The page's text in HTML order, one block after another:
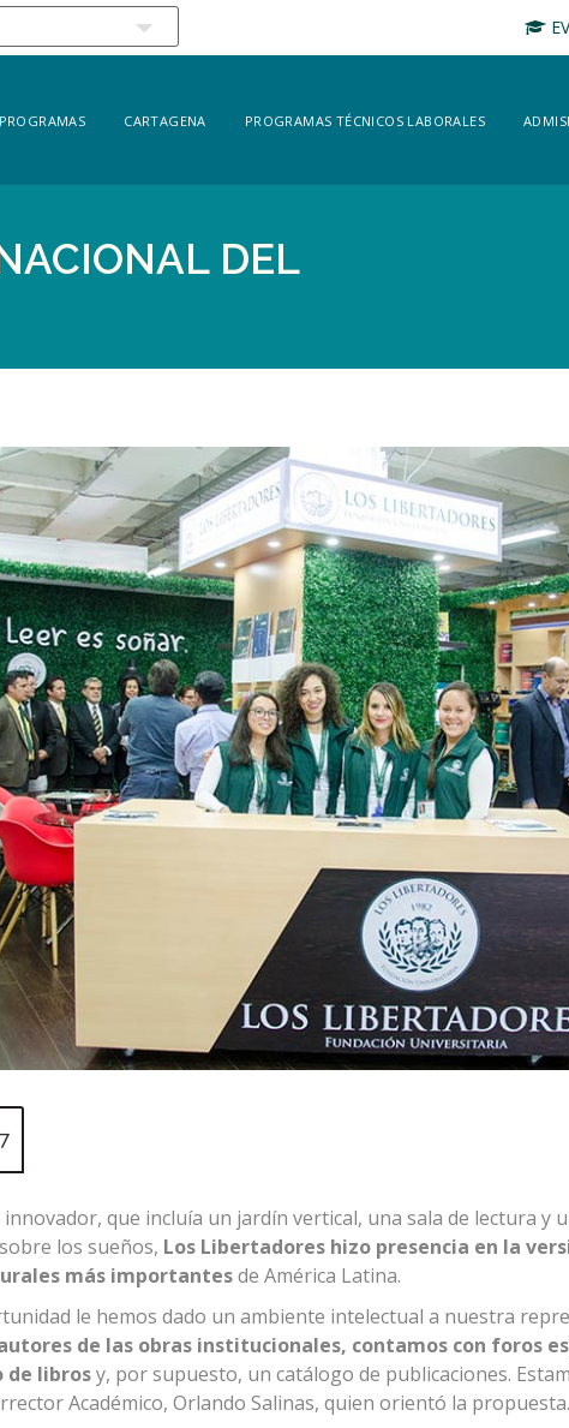
PROGRAMAS CARTAGENA PROGRAMAS TÉCNICOS LABORALES
DEL
que incluía un jardín vertical, una sala de lectura y
los sueños, Los Libertadores hizo presencia en la
más importantesde América Latina.
le hemos dado un ambiente intelectual a nuestra
de las obras institucionales, contamos con foros
de librosy, por supuesto, un catálogo de publicaciones.
Académico, Orlando Salinas, quien orientó la propuesta.